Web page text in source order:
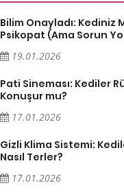
Bilim Onayladı: Kediniz
Psikopat (Ama Sorun
19.01.2026
Pati Sineması: Kediler
Konuşur mu?
17.01.2026
Gizli Klima Sistemi:
Nasıl Terler?
17.01.2026